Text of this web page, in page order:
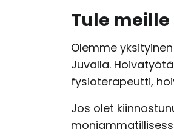
Tule
Olemme
Juvalla.
fysioterapeutti,
Jos olet